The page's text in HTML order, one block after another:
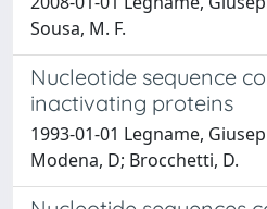
Sousa, M. F.
Nucleotide sequence
inactivating proteins
1993-01-01 Legname,
Modena, D; Brocchetti, D.